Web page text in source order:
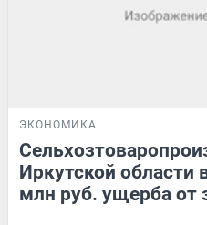
ЭКОНОМИКА
Иркутской области
млн руб. ущерба от